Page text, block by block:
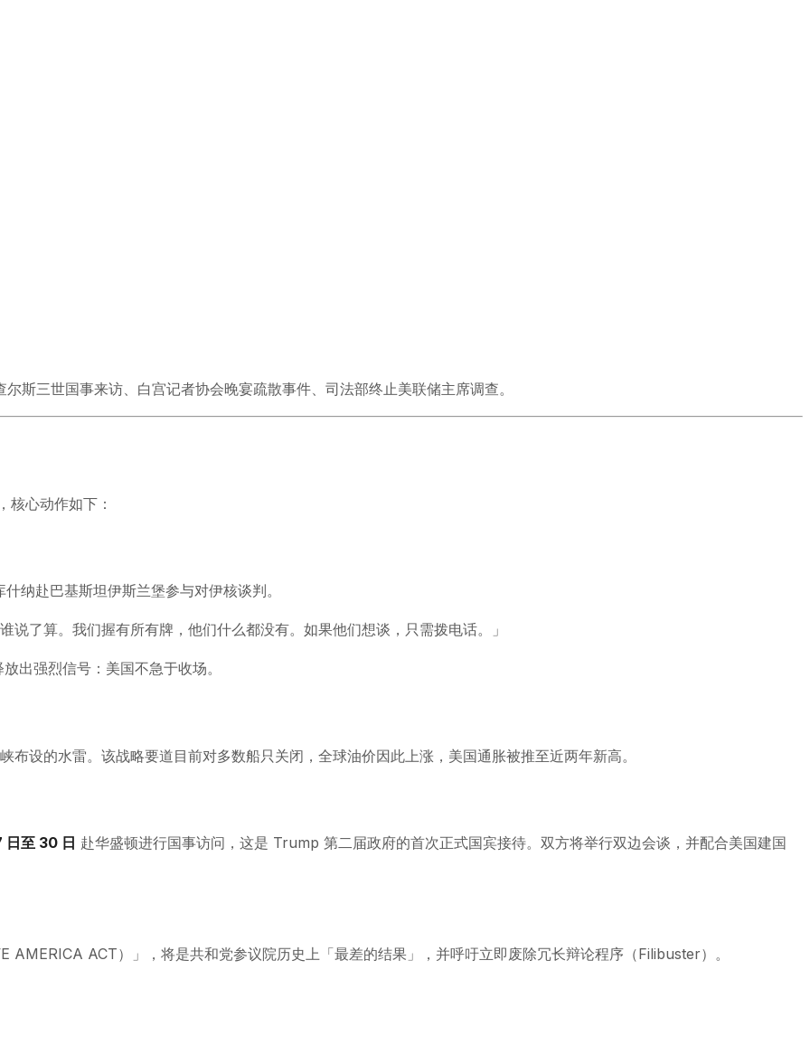
斯三世国事来访、白宫记者协会晚宴疏散事件、司法部终止美联储主席调查。
心动作如下：
赴巴基斯坦伊斯兰堡参与对伊核谈判。
了算。我们握有所有牌，他们什么都没有。如果他们想谈，只需拨电话。」
出强烈信号：美国不急于收场。
设的水雷。该战略要道目前对多数船只关闭，全球油价因此上涨，美国通胀被推至近两年新高。
日至 30 日 赴华盛顿进行国事访问，这是 Trump 第二届政府的首次正式国宾接待。双方将举行双边会谈，并配合美国建国
ACT）」，将是共和党参议院历史上「最差的结果」，并呼吁立即废除冗长辩论程序（Filibuster）。